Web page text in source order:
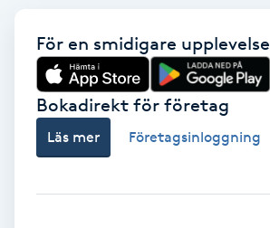
Picolaser
Piercing
För en smidigare upplevelse
Bokadirekt för företag
Läs mer Företagsinloggning